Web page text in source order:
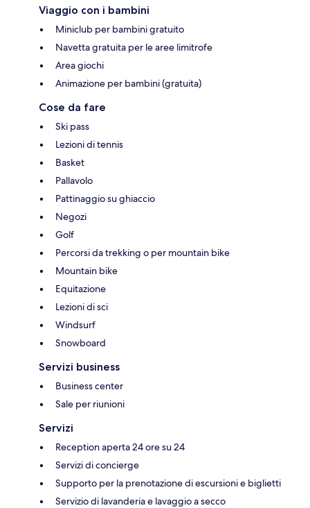
Viaggio con i bambini
Miniclub per bambini gratuito
Navetta gratuita per le aree limitrofe
Area giochi
Animazione per bambini (gratuita)
Cose da fare
Ski pass
Lezioni di tennis
Basket
Pallavolo
Pattinaggio su ghiaccio
Negozi
Golf
Percorsi da trekking o per mountain bike
Mountain bike
Equitazione
Lezioni di sci
Windsurf
Snowboard
Servizi business
Business center
Sale per riunioni
Servizi
Reception aperta 24 ore su 24
Servizi di concierge
Supporto per la prenotazione di escursioni e biglietti
Servizio di lavanderia e lavaggio a secco